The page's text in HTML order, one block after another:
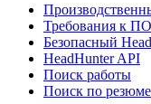
Требования к ПО
Безопасный
HeadHunter API
Поиск работы
Поиск по резюме